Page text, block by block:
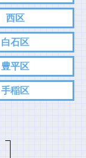
西区
白石区
豊平区
手稲区